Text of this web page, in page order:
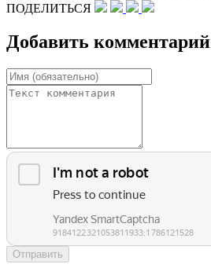
ПОДЕЛИТЬСЯ
Добавить комментарий
Отправить